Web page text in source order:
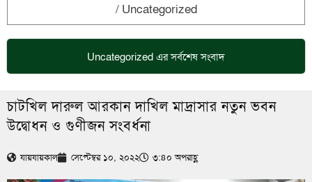
/ Uncategorized
Uncategorized এর সর্বশেষ সংবাদ
চাটখিল দারুল আরকান দাখিল মাদ্রাসার নতুন ভবন
উদ্বোধন ও গুণীজন সংবর্ধনা
যায়যায়কাল সেপ্টেম্বর ১০, ২০২২ ৩:৪০ অপরাহ্ণ